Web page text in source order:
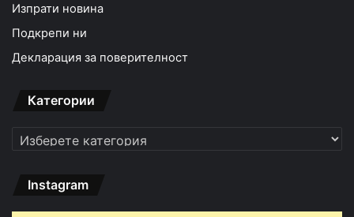
Изпрати новина
Подкрепи ни
Декларация за поверителност
Категории
Категории
Instagram